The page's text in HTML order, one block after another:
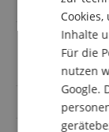
Sparset mit
Inhalte
Für die
nutzen
Google.